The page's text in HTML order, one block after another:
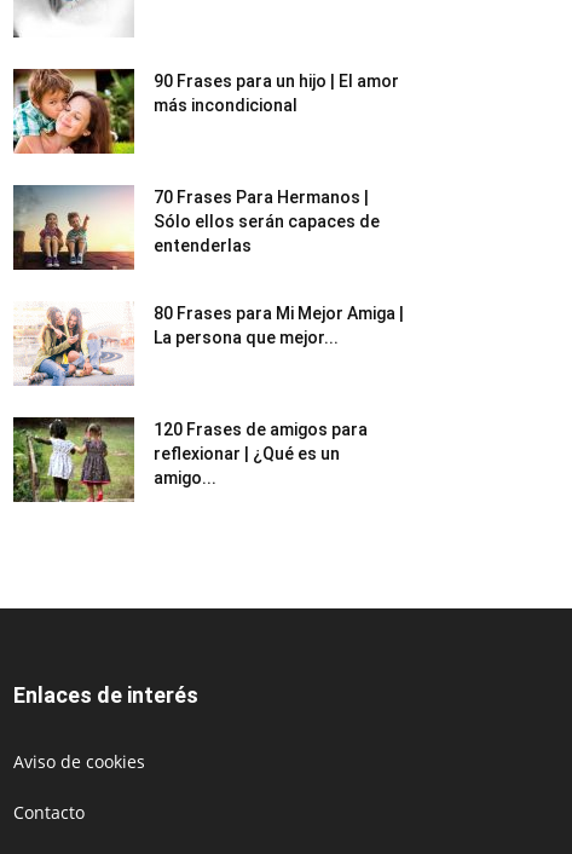
90 Frases para un hijo | El amor
más incondicional
70 Frases Para Hermanos |
Sólo ellos serán capaces de
entenderlas
80 Frases para Mi Mejor Amiga |
La persona que mejor...
120 Frases de amigos para
reflexionar | ¿Qué es un
amigo...
Enlaces de interés
Aviso de cookies
Contacto